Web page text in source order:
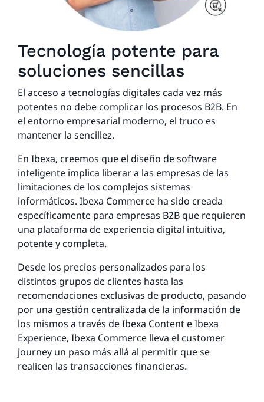
Tecnología potente para
soluciones sencillas
El acceso a tecnologías digitales cada vez más
potentes no debe complicar los procesos B2B. En
el entorno empresarial moderno, el truco es
mantener la sencillez.
En Ibexa, creemos que el diseño de software
inteligente implica liberar a las empresas de las
limitaciones de los complejos sistemas
informáticos. Ibexa Commerce ha sido creada
específicamente para empresas B2B que requieren
una plataforma de experiencia digital intuitiva,
potente y completa.
Desde los precios personalizados para los
distintos grupos de clientes hasta las
recomendaciones exclusivas de producto, pasando
por una gestión centralizada de la información de
los mismos a través de Ibexa Content e Ibexa
Experience, Ibexa Commerce lleva el customer
journey un paso más allá al permitir que se
realicen las transacciones financieras.